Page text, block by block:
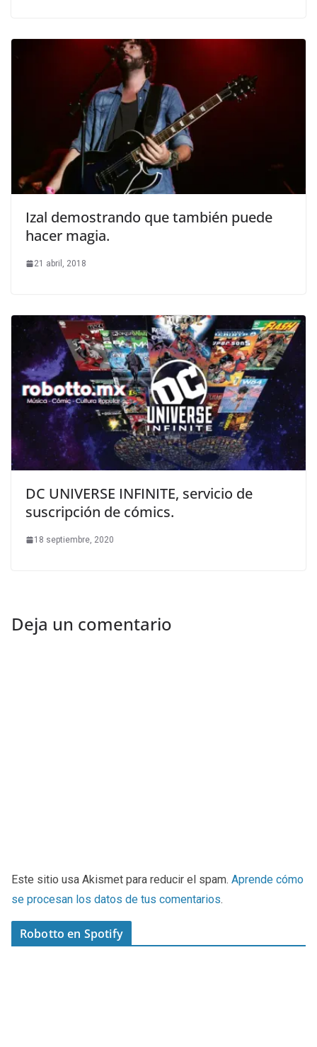
Izal demostrando que también puede
hacer magia.
21 abril, 2018
DC UNIVERSE INFINITE, servicio de
suscripción de cómics.
18 septiembre, 2020
Deja un comentario
Este sitio usa Akismet para reducir el spam. Aprende cómo
se procesan los datos de tus comentarios.
Robotto en Spotify